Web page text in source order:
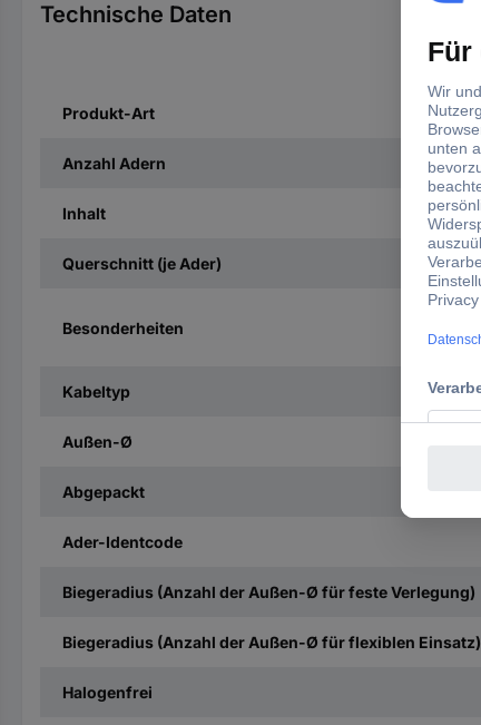
Technische Daten
Produkt-Art
Anzahl Adern
Inhalt
Querschnitt (je Ader)
Besonderheiten
Kabeltyp
Außen-Ø
Abgepackt
Ader-Identcode
Biegeradius (Anzahl der Außen-Ø für feste Verlegung)
Biegeradius (Anzahl der Außen-Ø für flexiblen Einsatz)
Halogenfrei